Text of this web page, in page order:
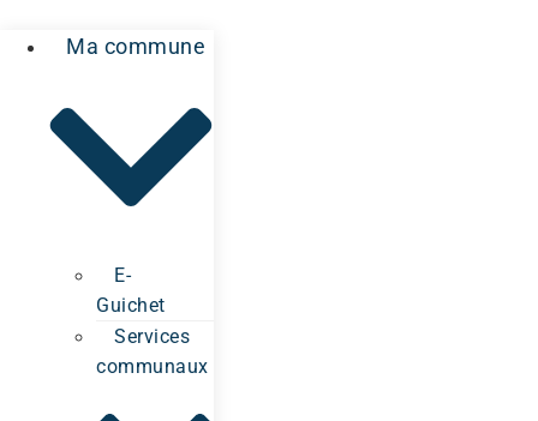
Ma commune
E-
Guichet
Services
communaux